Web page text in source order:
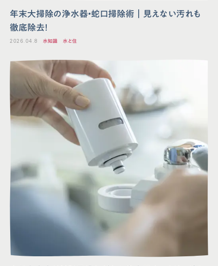
年末大掃除の浄水器・蛇口掃除術｜見えない汚れも
徹底除去！
2026.04.8 水知識 水と住